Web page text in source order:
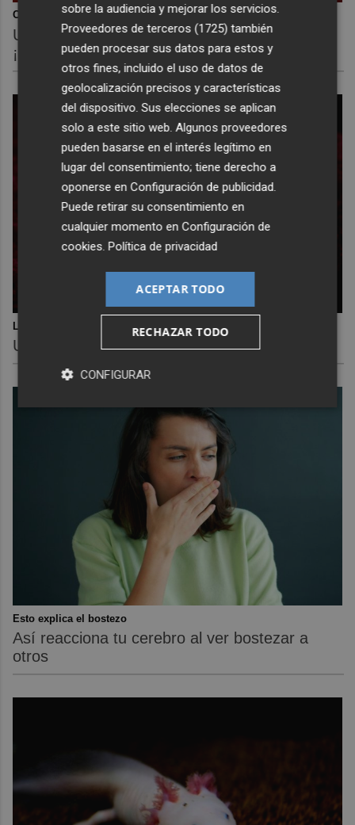
Corepunk MMORPG
Un verdadero MMORPG de la vieja escuela
¡Cómo los de antes, pero mejor!
Lujo con carácter
Una joya para mujeres que no piden permiso
Esto explica el bostezo
Así reacciona tu cerebro al ver bostezar a
otros
sobre la audiencia y mejorar los servicios.
Proveedores de terceros (1725) también
pueden procesar sus datos para estos y
otros fines, incluido el uso de datos de
geolocalización precisos y características
del dispositivo. Sus elecciones se aplican
solo a este sitio web. Algunos proveedores
pueden basarse en el interés legítimo en
lugar del consentimiento; tiene derecho a
oponerse enConfiguración de publicidad
Puede retirar su consentimiento en
cualquier momento enConfiguración de
cookies .Política de privacidad
ACEPTAR TODO
RECHAZAR TODO
CONFIGURAR